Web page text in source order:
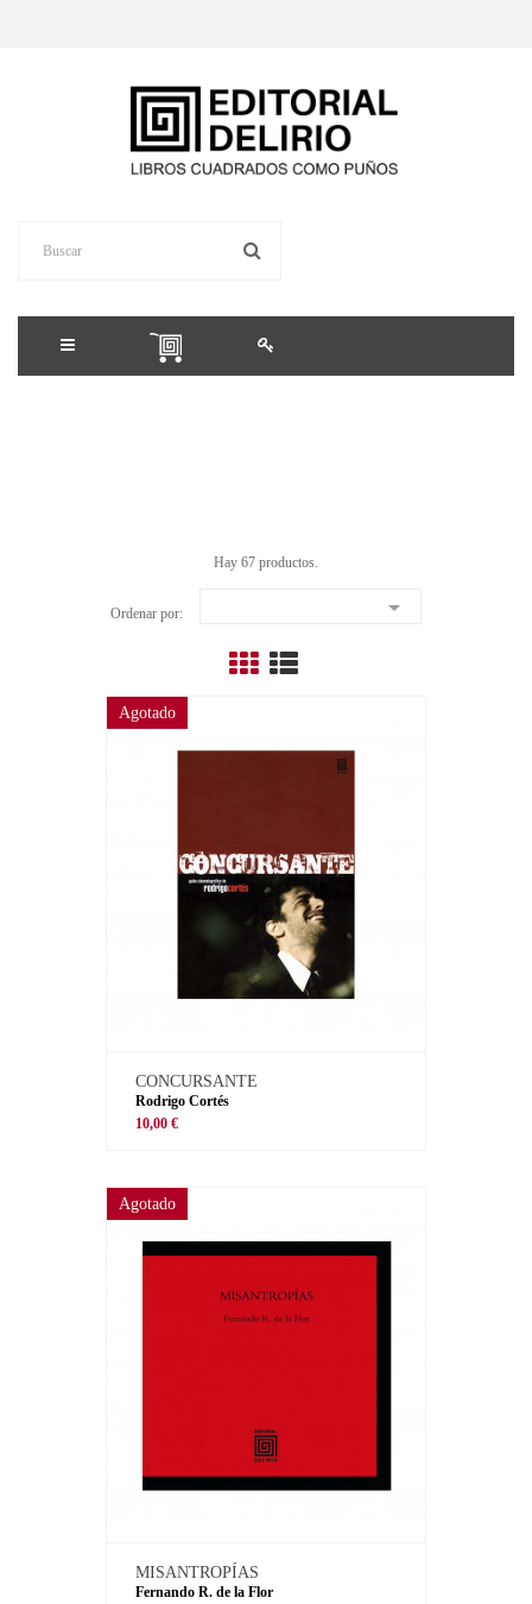
Hay 67 productos.
Ordenar por: 
Agotado
CONCURSANTE
Rodrigo Cortés
10,00 €
Agotado
MISANTROPÍAS
Fernando R. de la Flor